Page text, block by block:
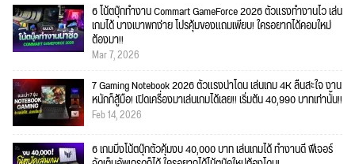
6 โน้ตบุ๊กทำงาน Commart GameForce 2026 ตัวแรงทำงานไว เล่น
เกมได้ บางเบาพกง่าย โปรคุ้มของแถมเพียบ! ใครอยากได้คอมใหม่
ต้องมา!!
Mar 7, 2026
7 Gaming Notebook 2026 ตัวแรงน่าโดน เล่นเกม 4K ลื่นสะใจ งาน
หนักก็สู้มือ! เปิดเครื่องมาเล่นเกมได้เลย!! เริ่มต้น 40,990 บาทเท่านั้น!!
Feb 14, 2026
6 เกมมิ่งโน้ตบุ๊กตัวคุ้มงบ 40,000 บาท เล่นเกมได้ ทำงานดี ฟีเจอร์